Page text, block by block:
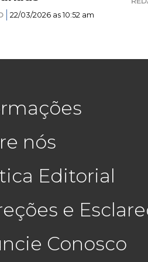
22/03/2026 as 10:52 am
nós
Editorial
e
Conosco